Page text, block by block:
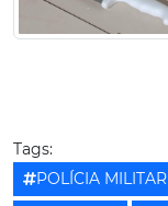
Tags:
POLÍCIA MILITAR